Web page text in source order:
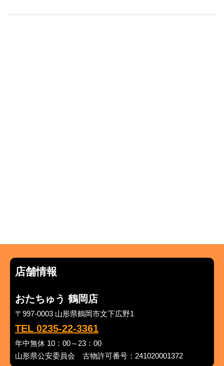
店舗情報
おたちゅう 鶴岡店
〒997-0003 山形県鶴岡市文下広野1
TEL 0235-22-3361
年中無休 10：00～23：00
山形県公安委員会 古物許可番号：241020001372